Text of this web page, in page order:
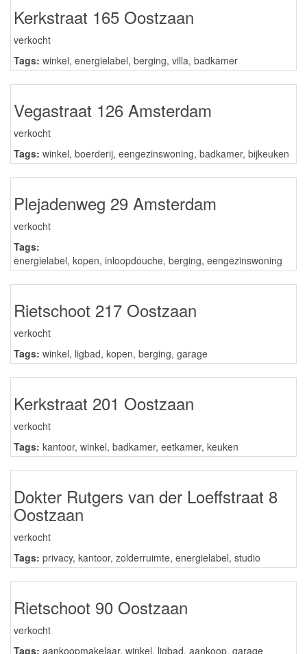
Kerkstraat 165 Oostzaan
verkocht
Tags: winkel, energielabel, berging, villa, badkamer
Vegastraat 126 Amsterdam
verkocht
Tags: winkel, boerderij, eengezinswoning, badkamer, bijkeuken
Plejadenweg 29 Amsterdam
verkocht
Tags:
energielabel, kopen, inloopdouche, berging, eengezinswoning
Rietschoot 217 Oostzaan
verkocht
Tags: winkel, ligbad, kopen, berging, garage
Kerkstraat 201 Oostzaan
verkocht
Tags: kantoor, winkel, badkamer, eetkamer, keuken
Dokter Rutgers van der Loeffstraat 8
Oostzaan
verkocht
Tags: privacy, kantoor, zolderruimte, energielabel, studio
Rietschoot 90 Oostzaan
verkocht
Tags: aankoopmakelaar, winkel, ligbad, aankoop, garage